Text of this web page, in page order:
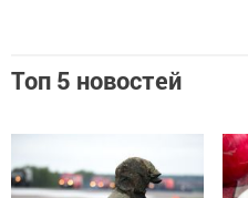
Топ 5 новостей